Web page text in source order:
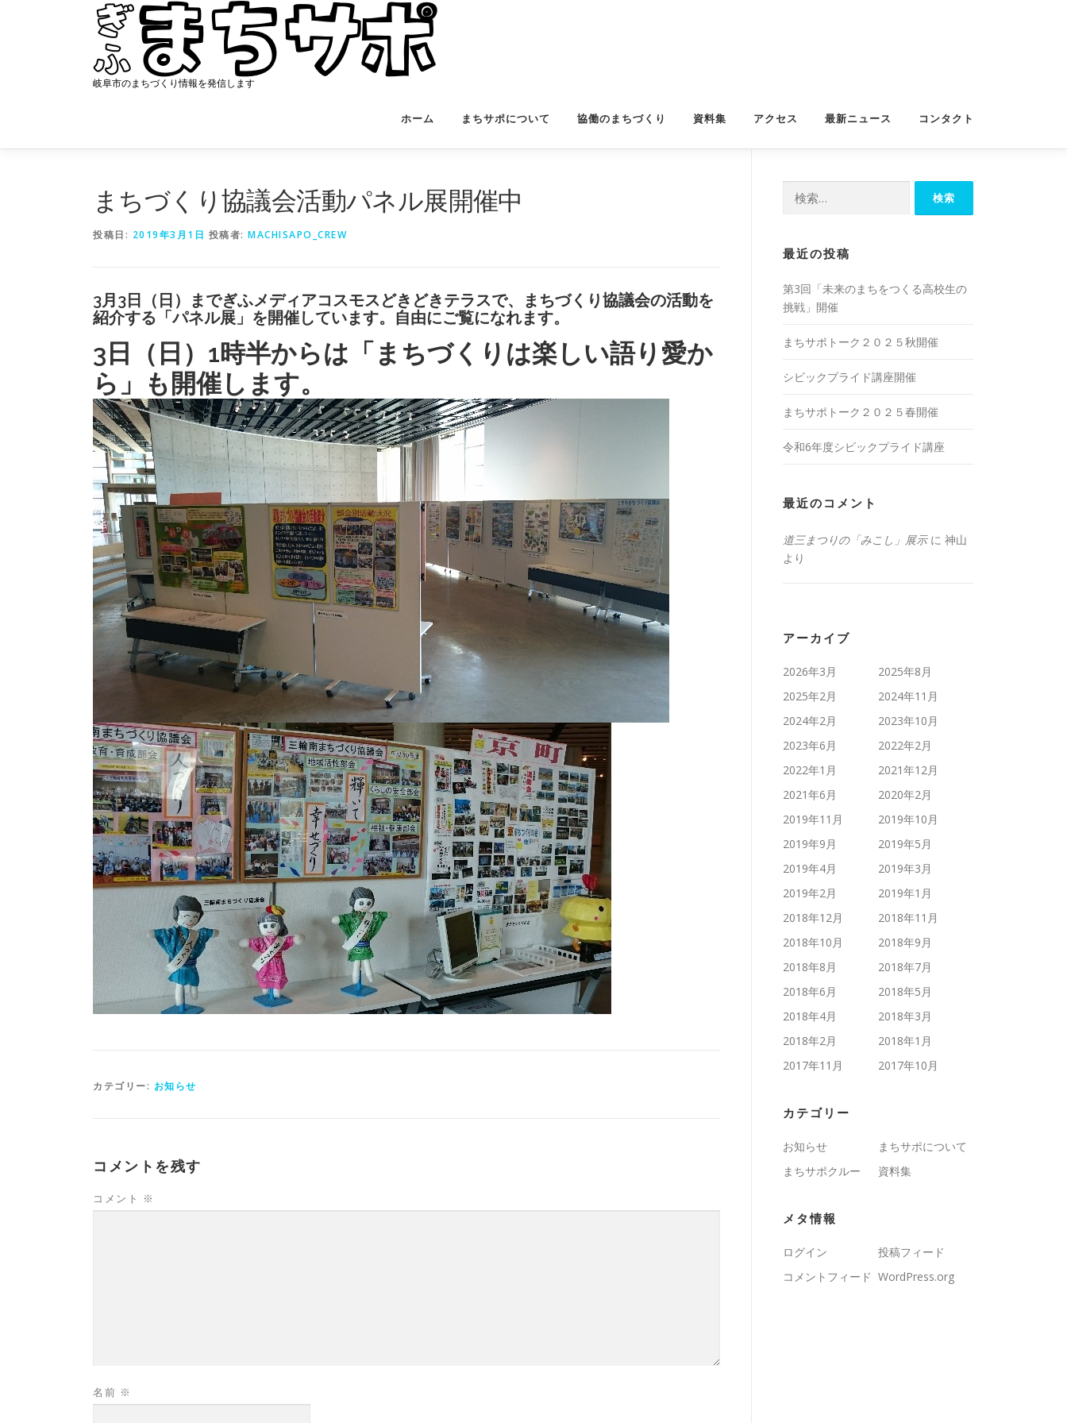
ッ
岐阜市のまちづくり情報を発信します
ホーム まちサポについて 協働のまちづくり 資料集 アクセス 最新ニュース コンタクト
まちづくり協議会活動パネル展開催中
投稿日: 2019年3月1日 投稿者: MACHISAPO_CREW
3月3日（日）までぎふメディアコスモスどきどきテラスで、まちづくり協議会の活動を
紹介する「パネル展」を開催しています。自由にご覧になれます。
3日（日）1時半からは「まちづくりは楽しい語り愛か
ら」も開催します。
カテゴリー: お知らせ
コメントを残す
コメント ※
名前 ※
最近の投稿
第3回「未来のまちをつくる高校生の
挑戦」開催
まちサポトーク２０２５秋開催
シビックプライド講座開催
まちサポトーク２０２５春開催
令和6年度シビックプライド講座
最近のコメント
道三まつりの「みこし」展示に 神山
より
アーカイブ
2026年3月
2025年8月
2025年2月
2024年11月
2024年2月
2023年10月
2023年6月
2022年2月
2022年1月
2021年12月
2021年6月
2020年2月
2019年11月
2019年10月
2019年9月
2019年5月
2019年4月
2019年3月
2019年2月
2019年1月
2018年12月
2018年11月
2018年10月
2018年9月
2018年8月
2018年7月
2018年6月
2018年5月
2018年4月
2018年3月
2018年2月
2018年1月
2017年11月
2017年10月
カテゴリー
お知らせ
まちサポについて
まちサポクルー
資料集
メタ情報
ログイン
投稿フィード
コメントフィード WordPress.org